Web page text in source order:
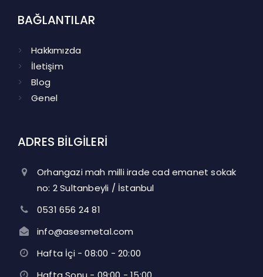
BAĞLANTILAR
Hakkımızda
İletişim
Blog
Genel
ADRES BİLGİLERİ
Orhangazi mah milli irade cad emanet sokak
no: 2 Sultanbeyli / İstanbul
0531 656 24 81
info@asesmetal.com
Hafta İçi - 08:00 - 20:00